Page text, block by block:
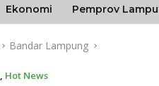
Ekonomi Pemprov
Bandar Lampung
, Hot News